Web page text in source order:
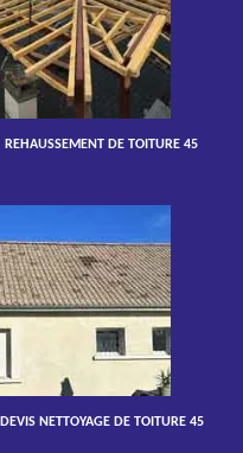
REHAUSSEMENT DE TOITURE 45
DEVIS NETTOYAGE DE TOITURE 45